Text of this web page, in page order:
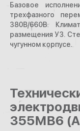
Базовое
трехфазного
380В/660В.
размещения У3.
чугунном корпусе.
355МВ6